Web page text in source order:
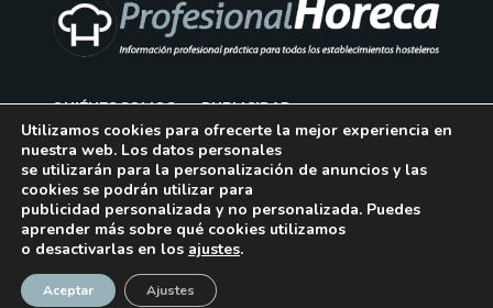
QUIÉNES SOMOS PUBLICIDAD
AVISO LEGAL
POLÍTICA DE COOKIES
POLÍTICA DE PRIVACIDAD
CONTACTO
¡Suscríbase!
Utilizamos cookies para ofrecerte la mejor experiencia en
nuestra web. Los datos personales
se utilizarán para la personalización de anuncios y las
cookies se podrán utilizar para
publicidad personalizada y no personalizada. Puedes
aprender más sobre qué cookies utilizamos
o desactivarlas en los ajustes.
Aceptar Ajustes